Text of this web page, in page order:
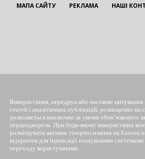
МАПА САЙТУ РЕКЛАМА НАШІ
Використання, передрук або часткове цитування
статей і аналітичних публікацій, розміщених на
дозволяється виключно за умови обов’язкового
першоджерела. При будь-якому використанні
розміщувати активне гіперпосилання на
відкритим для індексації пошуковими
переходу користувачами.